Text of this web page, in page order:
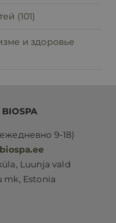
(101)
и здоровье
9-18)
Luunja vald
mk, Estonia